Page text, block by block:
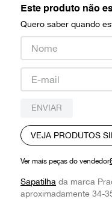
Este produto não
Quero saber quando
ENVIAR
VEJA PRODUTOS
Ver mais peças do vendedor
Sapatilha da marca
aproximadamente 34-
valentino
paula raia
burberry
prada